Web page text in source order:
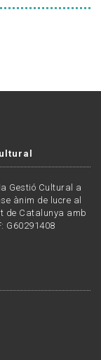
Gestió Cultural a
ànim de lucre al
de Catalunya amb
G60291408